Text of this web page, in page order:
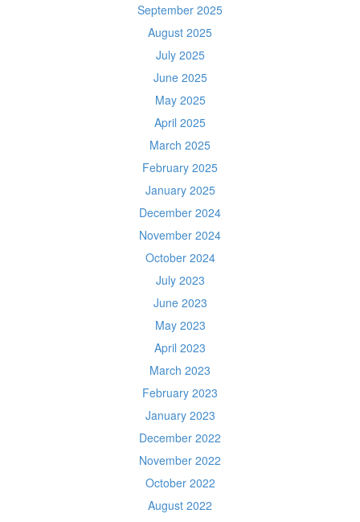
September 2025
August 2025
July 2025
June 2025
May 2025
April 2025
March 2025
February 2025
January 2025
December 2024
November 2024
October 2024
July 2023
June 2023
May 2023
April 2023
March 2023
February 2023
January 2023
December 2022
November 2022
October 2022
August 2022